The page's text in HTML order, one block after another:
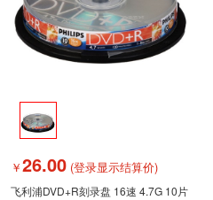
￥26.00 (登录显示结算价)
飞利浦DVD+R刻录盘 16速 4.7G 10片